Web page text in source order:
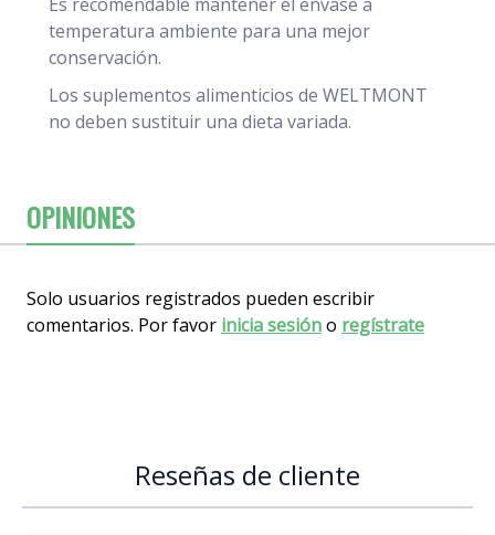
temperatura ambiente para una mejor
conservación.
Los suplementos alimenticios de WELTMONT
no deben sustituir una dieta variada.
OPINIONES
Solo usuarios registrados pueden escribir
comentarios. Por favor inicia sesióno regístrate
Reseñas de cliente